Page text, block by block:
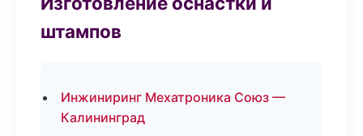
штампов
Инжиниринг Мехатроника Союз —
Калининград